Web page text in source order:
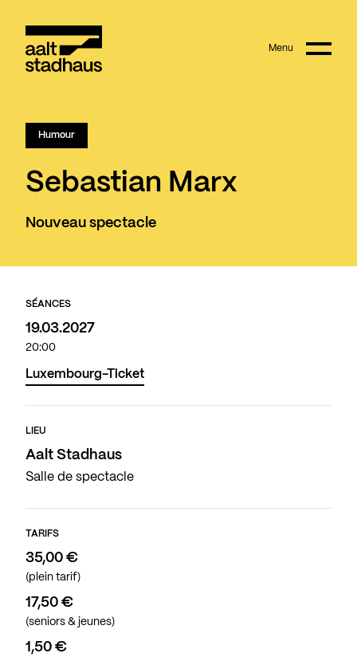
Main content Menu
Humour
Sebastian Marx
Nouveau spectacle
SÉANCES
19.03.2027
20:00
Luxembourg-Ticket
LIEU
Aalt Stadhaus
Salle de spectacle
TARIFS
35,00 €
(plein tarif)
17,50 €
(seniors & jeunes)
1,50 €